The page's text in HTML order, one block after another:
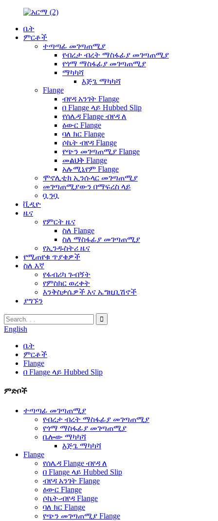
ቤት
ምርቶች
ተጣጣፊ መገጣጠሚያ
የብረታ ብረት ማስፋፊያ መገጣጠሚያ
የጎማ ማስፋፊያ መገጣጠሚያ
ማካካሻ
እጅጌ ማካካሻ
Flange
ብየዳ አንገት Flange
በ Flange ላይ Hubbed Slip
የሰሌዳ Flange ብየዳ ለ
ዕውር Flange
ባለ ክር Flange
ሶኬት ብየዳ Flange
የጭን መገጣጠሚያ Flange
መልህቅ Flange
አሉሚኒየም Flange
ሞኖሊቲክ ኢንሱላር መገጣጠሚያ
መገጣጠሚያውን በማፍረስ ላይ
ቧንቧ
ቪዲዮ
ዜና
የምርት ዜና
ስለ Flange
ስለ ማስፋፊያ መገጣጠሚያ
የኢንዱስትሪ ዜና
የሚጠየቁ ጥያቄዎች
ስለ እኛ
የፋብሪካ ጉብኝት
የምስክር ወረቀት
እንቅስቃሴዎች እና ኤግዚቢሽኖች
ያግኙን
English
ቤት
ምርቶች
Flange
በ Flange ላይ Hubbed Slip
ምድቦች
ተጣጣፊ መገጣጠሚያ
የብረታ ብረት ማስፋፊያ መገጣጠሚያ
የጎማ ማስፋፊያ መገጣጠሚያ
ቤሎው ማካካሻ
እጅጌ ማካካሻ
Flange
የሰሌዳ Flange ብየዳ ለ
በ Flange ላይ Hubbed Slip
ብየዳ አንገት Flange
ዕውር Flange
ሶኬት-ብየዳ Flange
ባለ ክር Flange
የጭን መገጣጠሚያ Flange